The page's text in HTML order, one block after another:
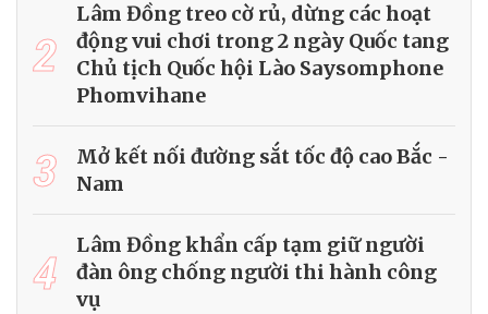
2
Lâm Đồng treo cờ rủ, dừng các hoạt
động vui chơi trong 2 ngày Quốc tang
Chủ tịch Quốc hội Lào Saysomphone
Phomvihane
3
Mở kết nối đường sắt tốc độ cao Bắc -
Nam
4
Lâm Đồng khẩn cấp tạm giữ người
đàn ông chống người thi hành công
vụ